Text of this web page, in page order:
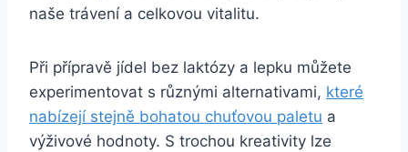
naše trávení a celkovou vitalitu.
Při přípravě jídel bez laktózy a lepku můžete
experimentovat s různými alternativami, které
nabízejí stejně bohatou chuťovou paletu a
výživové hodnoty. S trochou kreativity lze